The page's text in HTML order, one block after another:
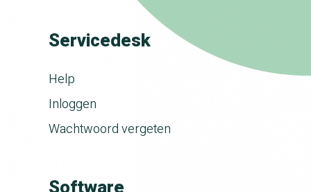
Servicedesk
Help
Inloggen
Wachtwoord vergeten